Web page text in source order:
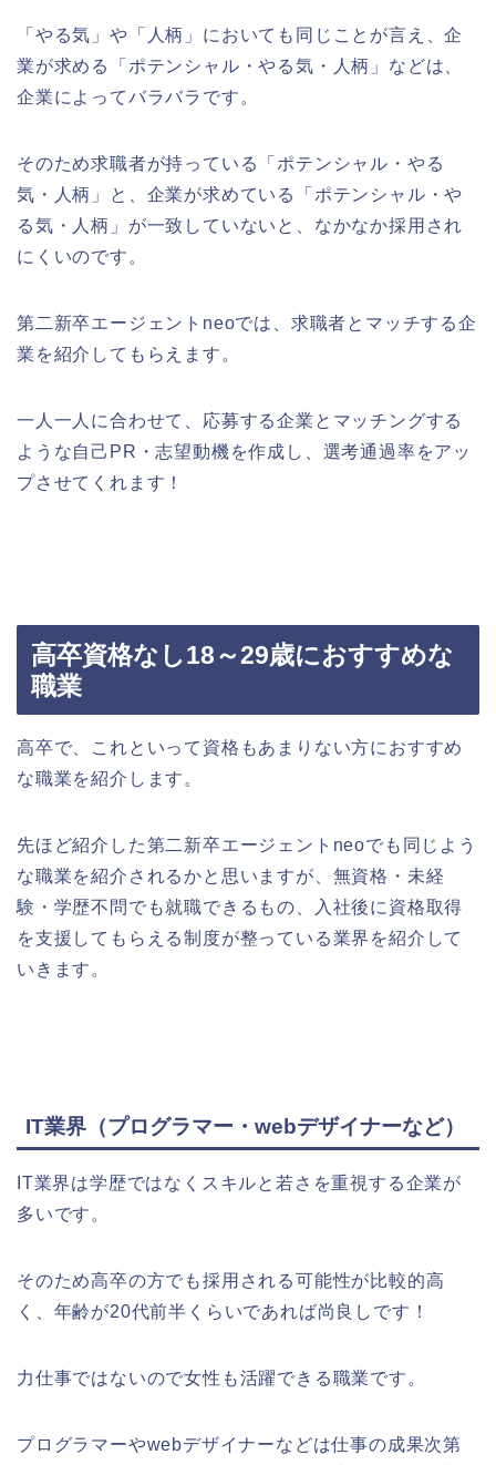
「やる気」や「人柄」においても同じことが言え、企
業が求める「ポテンシャル・やる気・人柄」などは、
企業によってバラバラです。
そのため求職者が持っている「ポテンシャル・やる
気・人柄」と、企業が求めている「ポテンシャル・や
る気・人柄」が一致していないと、なかなか採用され
にくいのです。
第二新卒エージェントneoでは、求職者とマッチする企
業を紹介してもらえます。
一人一人に合わせて、応募する企業とマッチングする
ような自己PR・志望動機を作成し、選考通過率をアッ
プさせてくれます！
高卒資格なし18～29歳におすすめな
職業
高卒で、これといって資格もあまりない方におすすめ
な職業を紹介します。
先ほど紹介した第二新卒エージェントneoでも同じよう
な職業を紹介されるかと思いますが、無資格・未経
験・学歴不問でも就職できるもの、入社後に資格取得
を支援してもらえる制度が整っている業界を紹介して
いきます。
IT業界（プログラマー・webデザイナーなど）
IT業界は学歴ではなくスキルと若さを重視する企業が
多いです。
そのため高卒の方でも採用される可能性が比較的高
く、年齢が20代前半くらいであれば尚良しです！
力仕事ではないので女性も活躍できる職業です。
プログラマーやwebデザイナーなどは仕事の成果次第